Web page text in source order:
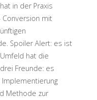
in der Praxis
Conversion mit
Spoiler Alert: es ist
hat die
Freunde: es
Methode zur